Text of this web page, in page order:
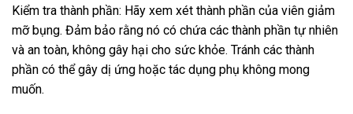
Kiểm tra thành phần: Hãy xem xét thành phần của viên giảm
mỡ bụng. Đảm bảo rằng nó có chứa các thành phần tự nhiên
và an toàn, không gây hại cho sức khỏe. Tránh các thành
phần có thể gây dị ứng hoặc tác dụng phụ không mong
muốn.